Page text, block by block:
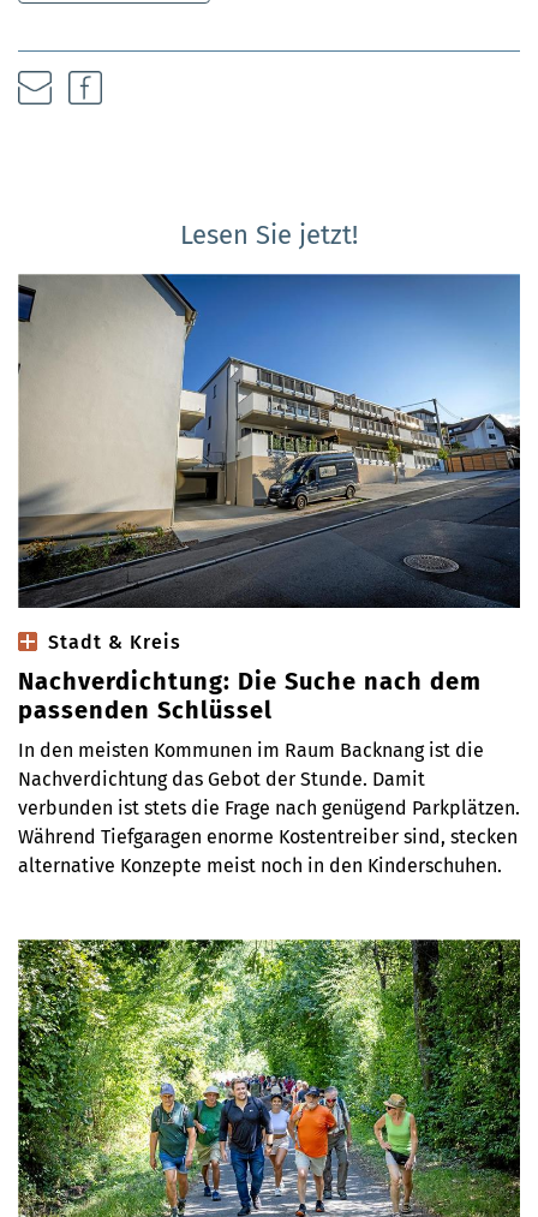
Lesen Sie jetzt!
Stadt & Kreis
Nachverdichtung: Die Suche nach dem
passenden Schlüssel
In den meisten Kommunen im Raum Backnang ist die
Nachverdichtung das Gebot der Stunde. Damit
verbunden ist stets die Frage nach genügend Parkplätzen.
Während Tiefgaragen enorme Kostentreiber sind, stecken
alternative Konzepte meist noch in den Kinderschuhen.